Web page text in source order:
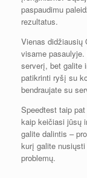
paspaudimu
rezultatus.
Vienas didžiausių
visame
serverį, bet galite
patikrinti ryšį su
bendraujate su
Speedtest taip
kaip keičiasi jūsų
galite dalintis –
kurį galite
problemų.